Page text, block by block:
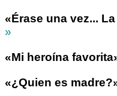
«Érase una vez...
»
«Mi heroína
«¿Quien es